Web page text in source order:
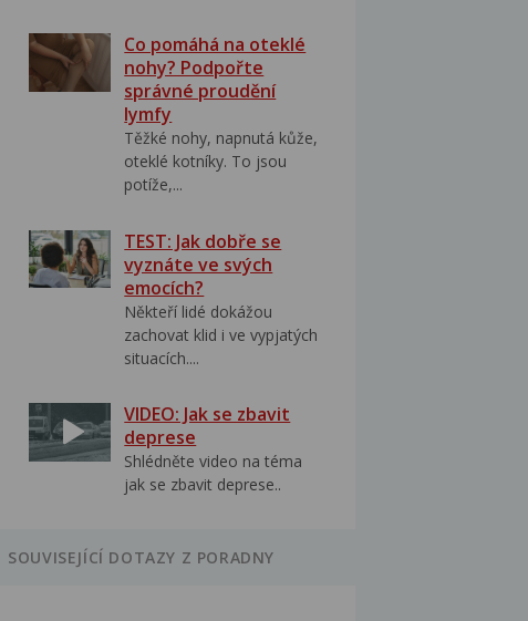
Co pomáhá na oteklé
nohy? Podpořte
správné proudění
lymfy
Těžké nohy, napnutá kůže,
oteklé kotníky. To jsou
potíže,...
TEST: Jak dobře se
vyznáte ve svých
emocích?
Někteří lidé dokážou
zachovat klid i ve vypjatých
situacích....
VIDEO: Jak se zbavit
deprese
Shlédněte video na téma
jak se zbavit deprese..
SOUVISEJÍCÍ DOTAZY Z PORADNY